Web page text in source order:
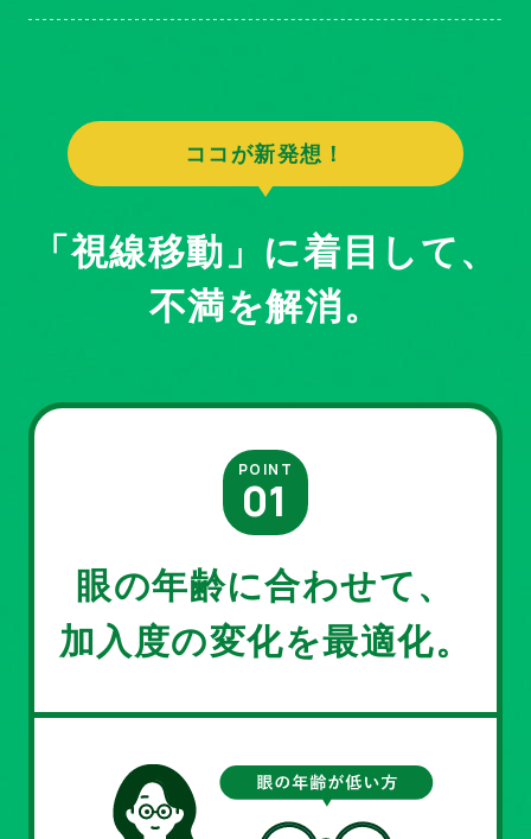
ココが新発想！
「視線移動」に着目して、
不満を解消。
POINT
眼の年齢に合わせて、
加入度の変化を最適化。